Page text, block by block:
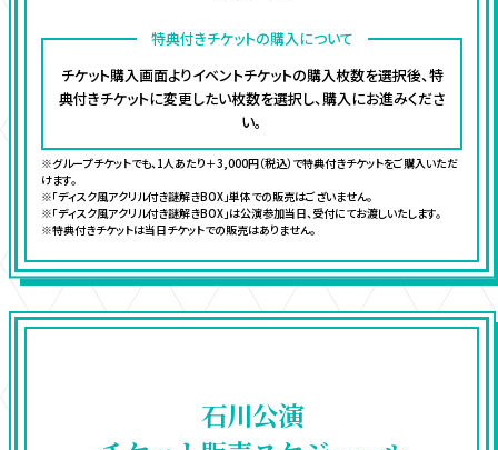
特典付きチケットの購入について
チケット購入画面よりイベントチケットの購入枚数を選択後、特
典付きチケットに変更したい枚数を選択し、購入にお進みくださ
い。
※グループチケットでも、1人あたり＋3,000円（税込）で特典付きチケットをご購入いただ
けます。
※「ディスク風アクリル付き謎解きBOX」単体での販売はございません。
※「ディスク風アクリル付き謎解きBOX」は公演参加当日、受付にてお渡しいたします。
※特典付きチケットは当日チケットでの販売はありません。
石川公演